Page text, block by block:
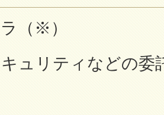
ラ（※）
キュリティなどの委